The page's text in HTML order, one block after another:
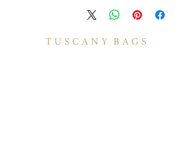
T U S C A N Y B A G S